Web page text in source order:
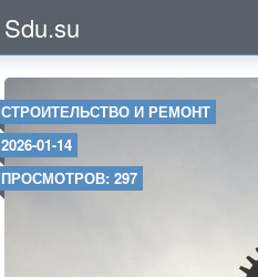
Sdu.su
СТРОИТЕЛЬСТВО И РЕМОНТ
2026-01-14
ПРОСМОТРОВ: 297